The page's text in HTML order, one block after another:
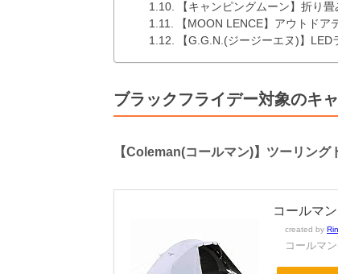
【キャンピングムーン】折り
【MOON LENCE】アウトドア
【G.G.N.(ジージーエヌ)】LED
ブラックフライデー対象のキ
【Coleman(コールマン)】ツーリング
コールマ
created by
コールマ